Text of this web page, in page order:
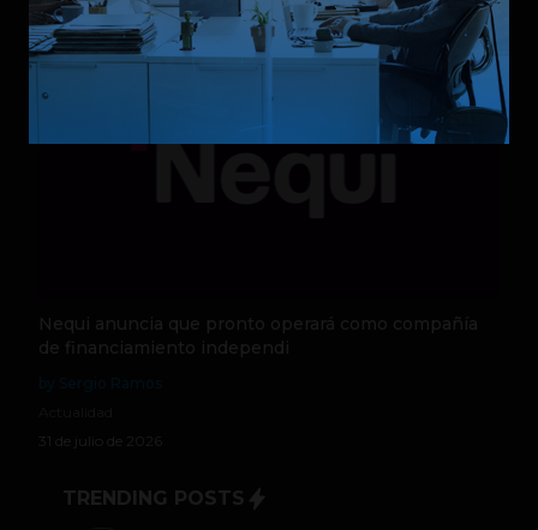
Nequi anuncia que pronto operará como compañía
de financiamiento independi
31 de julio de 2026
TRENDING POSTS